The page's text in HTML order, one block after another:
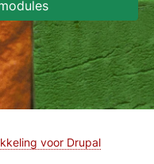
voor Drupal